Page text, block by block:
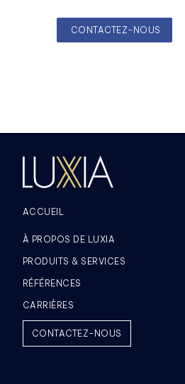
ACCUEIL
À PROPOS DE LUXIA
PRODUITS & SERVICES
RÉFÉRENCES
CARRIÈRES
CONTACTEZ-NOUS